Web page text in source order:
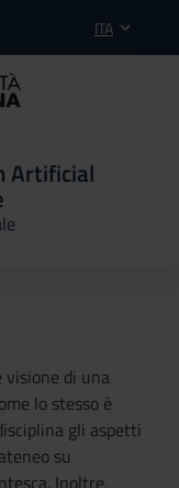
ITA
Artificial
visione di una
lo stesso è
gli aspetti
su
Inoltre,